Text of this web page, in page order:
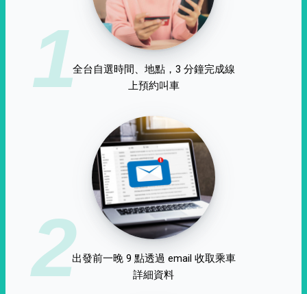
1全台自選時間、地點，3 分鐘完成線
上預約叫車
2出發前一晚 9 點透過 email 收取乘車
詳細資料